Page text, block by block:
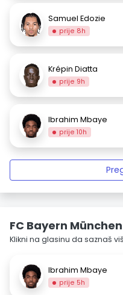
Samuel Edozie
prije 8h
Krépin Diatta
prije 9h
Ibrahim Mbaye
prije 10h
FC Bayern
Klikni na glasinu da saznaš
Ibrahim Mbaye
prije 5h